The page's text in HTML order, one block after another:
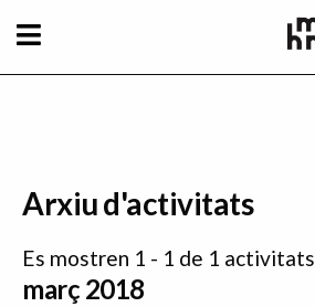
Arxiu d'activitats
Es mostren 1 - 1 de 1 activitats
març 2018